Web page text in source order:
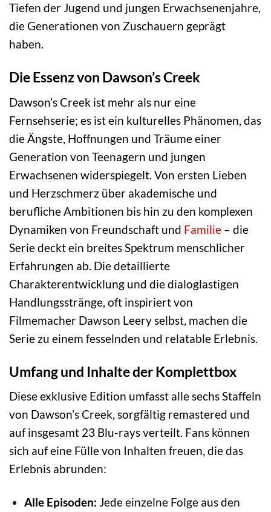
Tiefen der Jugend und jungen Erwachsenenjahre,
die Generationen von Zuschauern geprägt
haben.
Die Essenz von Dawson’s Creek
Dawson’s Creek ist mehr als nur eine
Fernsehserie; es ist ein kulturelles Phänomen, das
die Ängste, Hoffnungen und Träume einer
Generation von Teenagern und jungen
Erwachsenen widerspiegelt. Von ersten Lieben
und Herzschmerz über akademische und
berufliche Ambitionen bis hin zu den komplexen
Dynamiken von Freundschaft und Familie – die
Serie deckt ein breites Spektrum menschlicher
Erfahrungen ab. Die detaillierte
Charakterentwicklung und die dialoglastigen
Handlungsstränge, oft inspiriert von
Filmemacher Dawson Leery selbst, machen die
Serie zu einem fesselnden und relatable Erlebnis.
Umfang und Inhalte der Komplettbox
Diese exklusive Edition umfasst alle sechs Staffeln
von Dawson’s Creek, sorgfältig remastered und
auf insgesamt 23 Blu-rays verteilt. Fans können
sich auf eine Fülle von Inhalten freuen, die das
Erlebnis abrunden:
Alle Episoden: Jede einzelne Folge aus den